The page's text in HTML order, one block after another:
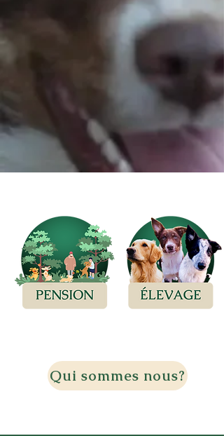
Qui sommes nous?